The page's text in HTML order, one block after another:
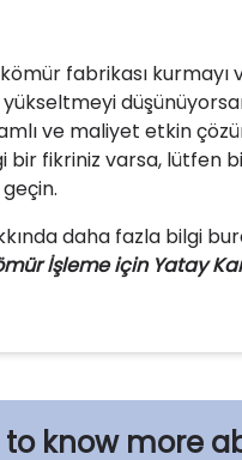
fabrikası kurmayı
yükseltmeyi
ve maliyet etkin
bir fikriniz varsa, lütfen
daha fazla bilgi
İşleme için Yatay